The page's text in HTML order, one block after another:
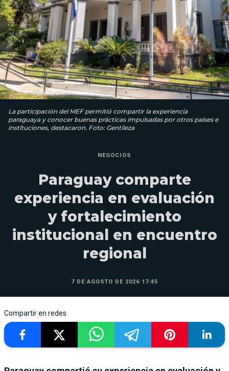
La participación del MEF permitió compartir la experiencia
paraguaya y conocer buenas prácticas impulsadas por otros países e
instituciones, destacaron. Foto: Gentileza
NEGOCIOS
Paraguay comparte
experiencia en evaluación
y fortalecimiento
institucional en encuentro
regional
7 DE AGOSTO DE 2026 17:45
Compartir en redes